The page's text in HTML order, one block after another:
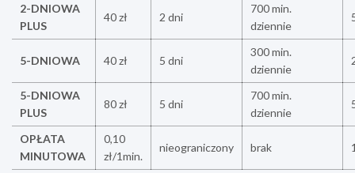
2-DNIOWA
PLUS
40 zł 2 dni
700 min.
dziennie
5-DNIOWA 40 zł 5 dni
300 min.
dziennie
5-DNIOWA
PLUS
80 zł 5 dni
700 min.
dziennie
OPŁATA
MINUTOWA
0,10
zł/1min.
nieograniczony brak